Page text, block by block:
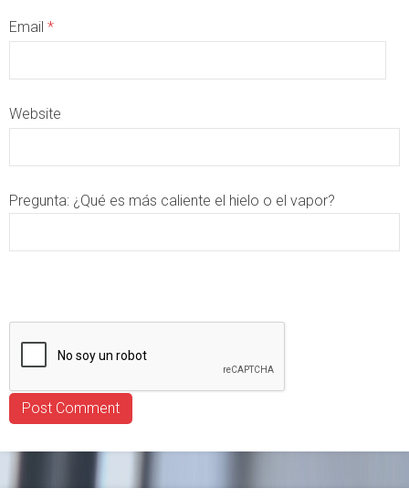
Email *
Website
Pregunta: ¿Qué es más caliente el hielo o el vapor?